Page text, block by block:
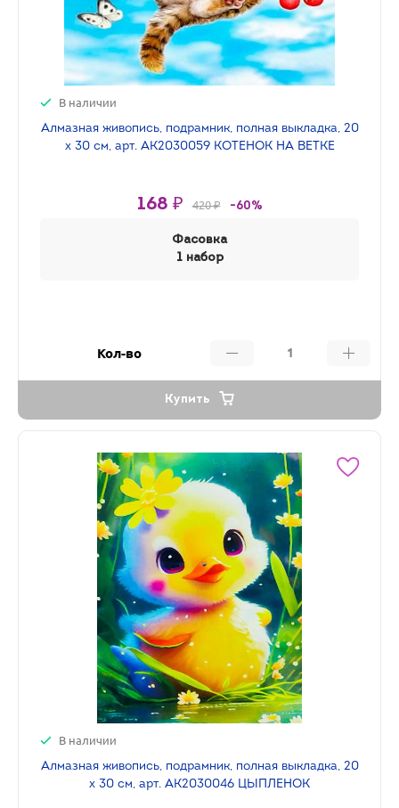
В наличии
Алмазная живопись, подрамник, полная выкладка, 20
х 30 см, арт. AK2030059 КОТЕНОК НА ВЕТКЕ
168 ₽ 420 ₽ -60%
Фасовка
1 набор
Кол-во
Купить
В наличии
Алмазная живопись, подрамник, полная выкладка, 20
х 30 см, арт. AK2030046 ЦЫПЛЕНОК